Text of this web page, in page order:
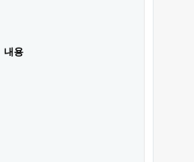
내용